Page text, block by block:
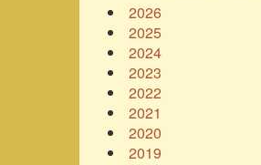
2026
2025
2024
2023
2022
2021
2020
2019